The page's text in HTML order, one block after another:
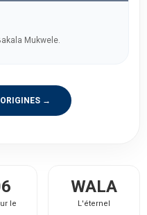
Mukwele.
ORIGINES →
le
WALA
L'éternel